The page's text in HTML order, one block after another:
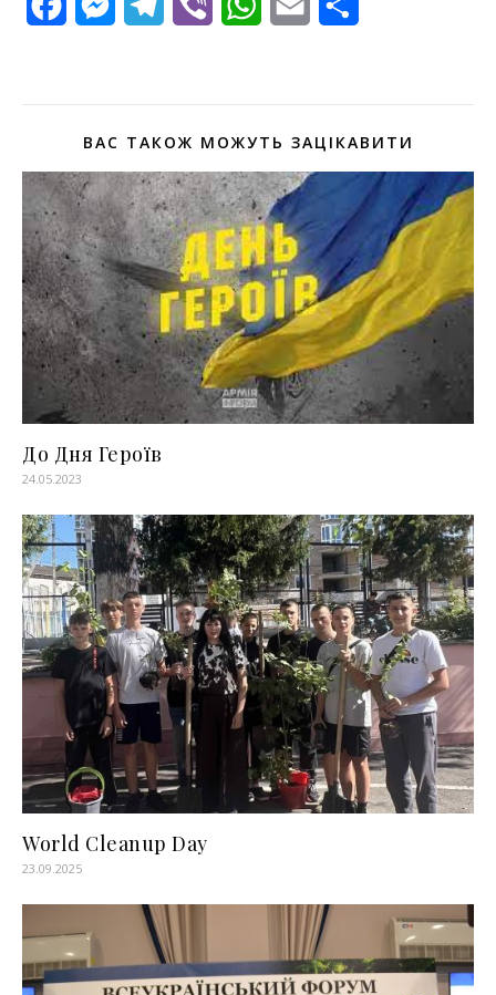
FacebookMessengerTelegram
Viber WhatsApp
Email
ВАС ТАКОЖ МОЖУТЬ ЗАЦІКАВИТИ
До Дня Героїв
24.05.2023
World Cleanup Daу
23.09.2025